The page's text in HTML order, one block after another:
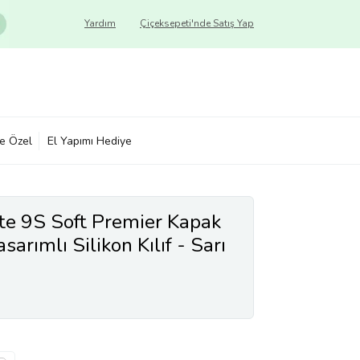
Çiçeksepeti'nde Satış Yap
Yardım
Özel El Yapımı Hediye
9S Soft Premier Kapak
Silikon Kılıf - Sarı